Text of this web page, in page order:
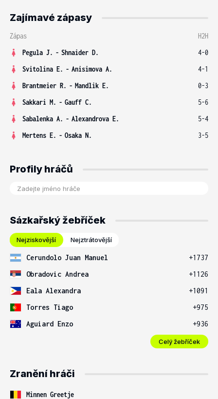
Zajímavé zápasy
Zápas
H2H
Pegula J. - Shnaider D.
4-0
Svitolina E. - Anisimova A.
4-1
Brantmeier R. - Mandlik E.
0-3
Sakkari M. - Gauff C.
5-6
Sabalenka A. - Alexandrova E.
5-4
Mertens E. - Osaka N. 3-5
Profily hráčů
Sázkařský žebříček
Nejziskovější Nejztrátovější
Cerundolo Juan Manuel
+1737
Obradovic Andrea
+1126
Eala Alexandra
+1091
Torres Tiago
+975
Aguiard Enzo
+936
Celý žebříček
Zranění hráči
Minnen Greetje